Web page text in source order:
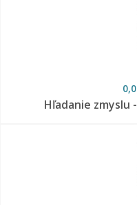
Hľadanie zmyslu